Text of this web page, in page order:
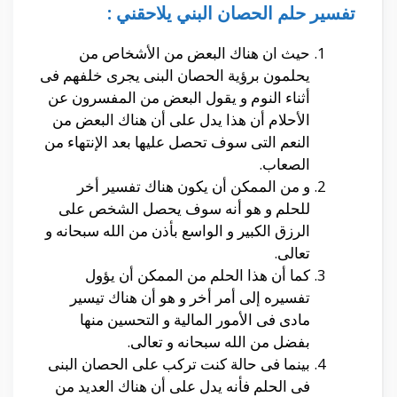
تفسير حلم الحصان البني يلاحقني :
حيث ان هناك البعض من الأشخاص من
يحلمون برؤية الحصان البنى يجرى خلفهم فى
أثناء النوم و يقول البعض من المفسرون عن
الأحلام أن هذا يدل على أن هناك البعض من
النعم التى سوف تحصل عليها بعد الإنتهاء من
الصعاب.
و من الممكن أن يكون هناك تفسير أخر
للحلم و هو أنه سوف يحصل الشخص على
الرزق الكبير و الواسع بأذن من الله سبحانه و
تعالى.
كما أن هذا الحلم من الممكن أن يؤول
تفسيره إلى أمر أخر و هو أن هناك تيسير
مادى فى الأمور المالية و التحسين منها
بفضل من الله سبحانه و تعالى.
بينما فى حالة كنت تركب على الحصان البنى
فى الحلم فأنه يدل على أن هناك العديد من